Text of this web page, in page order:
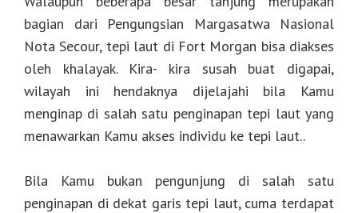
bagian dari Pengungsian Margasatwa Nasional
Nota Secour, tepi laut di Fort Morgan bisa diakses
oleh khalayak. Kira- kira susah buat digapai,
wilayah ini hendaknya dijelajahi bila Kamu
menginap di salah satu penginapan tepi laut yang
menawarkan Kamu akses individu ke tepi laut..
Bila Kamu bukan pengunjung di salah satu
penginapan di dekat garis tepi laut, cuma terdapat